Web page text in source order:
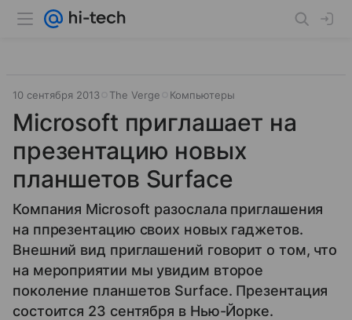
10 сентября 2013 The Verge Компьютеры
Microsoft приглашает на
презентацию новых
планшетов Surface
Компания Microsoft разослала приглашения
на ппрезентацию своих новых гаджетов.
Внешний вид приглашений говорит о том, что
на мероприятии мы увидим второе
поколение планшетов Surface. Презентация
состоится 23 сентября в Нью-Йорке.